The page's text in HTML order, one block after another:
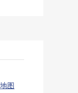
图